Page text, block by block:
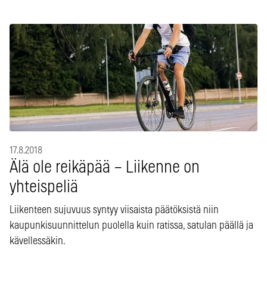
17.8.2018
Älä ole reikäpää – Liikenne on
yhteispeliä
Liikenteen sujuvuus syntyy viisaista päätöksistä niin
kaupunkisuunnittelun puolella kuin ratissa, satulan päällä ja
kävellessäkin.